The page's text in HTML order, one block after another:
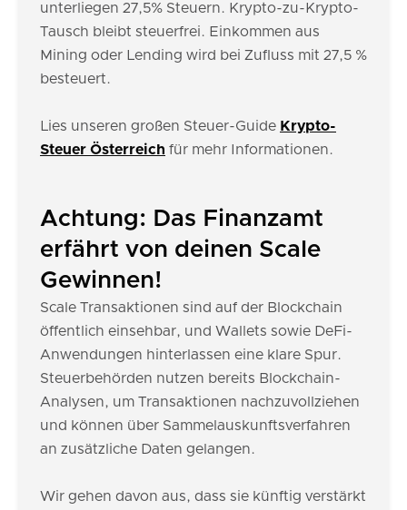
unterliegen 27,5% Steuern. Krypto-zu-Krypto-
Tausch bleibt steuerfrei. Einkommen aus
Mining oder Lending wird bei Zufluss mit 27,5 %
besteuert.
Lies unseren großen Steuer-Guide Krypto-
Steuer Österreich für mehr Informationen.
Achtung: Das Finanzamt
erfährt von deinen Scale
Gewinnen!
Scale Transaktionen sind auf der Blockchain
öffentlich einsehbar, und Wallets sowie DeFi-
Anwendungen hinterlassen eine klare Spur.
Steuerbehörden nutzen bereits Blockchain-
Analysen, um Transaktionen nachzuvollziehen
und können über Sammelauskunftsverfahren
an zusätzliche Daten gelangen.
Wir gehen davon aus, dass sie künftig verstärkt